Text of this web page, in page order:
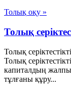
Толық оқу »
Толық
Толық
Толық
капиталдың
тұлғаны құру...